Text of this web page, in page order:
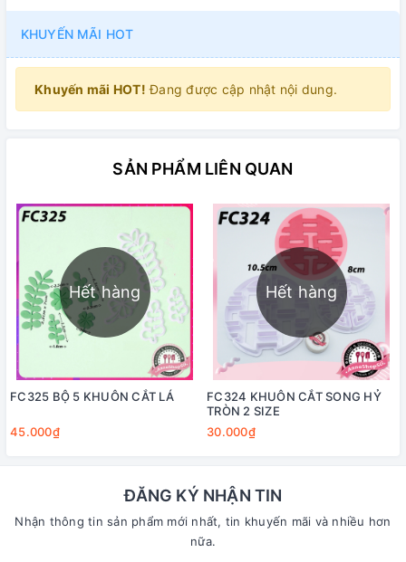
KHUYẾN MÃI HOT
Khuyến mãi HOT! Đang được cập nhật nội dung.
SẢN PHẨM LIÊN QUAN
Hết hàng
FC325 BỘ 5 KHUÔN CẮT LÁ
45.000₫
Hết hàng
FC324 KHUÔN CẮT SONG HỶ
TRÒN 2 SIZE
30.000₫
ĐĂNG KÝ NHẬN TIN
Nhận thông tin sản phẩm mới nhất, tin khuyến mãi và nhiều hơn
nữa.